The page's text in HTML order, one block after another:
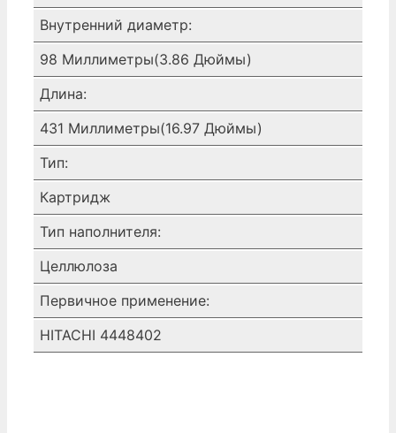
Внутренний диаметр:
98 Миллиметры(3.86 Дюймы)
Длина:
431 Миллиметры(16.97 Дюймы)
Тип:
Картридж
Тип наполнителя:
Целлюлоза
Первичное применение:
HITACHI 4448402